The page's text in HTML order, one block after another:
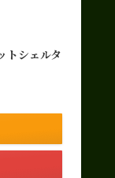
トシェルタ